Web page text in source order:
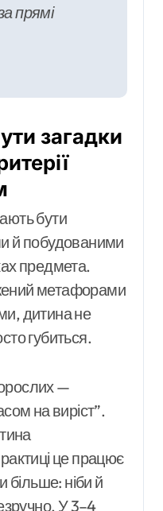
прямі
загадки
бути
й побудованими
предмета.
метафорами
дитина не
губиться.
—
на виріст”.
це працює
більше: ніби й
У 3–4